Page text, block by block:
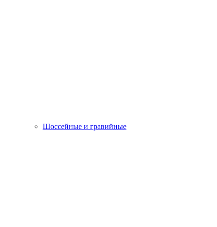
Шоссейные и гравийные